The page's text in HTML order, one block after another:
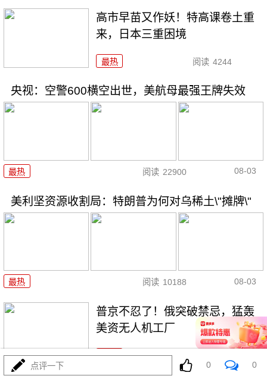
高市早苗又作妖！特高课卷土重
来，日本三重困境
最热 阅读 4244
央视：空警600横空出世，美航母最强王牌失效
最热 阅读 22900 08-03
美利坚资源收割局：特朗普为何对乌稀土\"摊牌\"
最热 阅读 10188 08-03
普京不忍了！俄突破禁忌，猛轰
美资无人机工厂
最热
点评一下 0 0